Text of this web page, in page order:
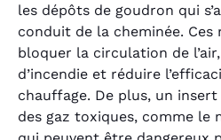
les dépôts de goudron qui
conduit de la cheminée. Ces
bloquer la circulation de
d’incendie et réduire
chauffage. De plus, un
des gaz toxiques, comme le